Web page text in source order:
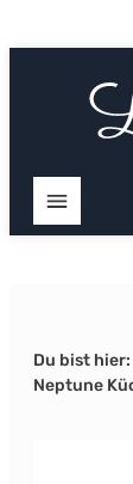
Du bist hier:
Neptune